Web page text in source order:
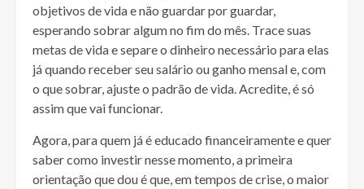
objetivos de vida e não guardar por guardar,
esperando sobrar algum no fim do mês. Trace suas
metas de vida e separe o dinheiro necessário para elas
já quando receber seu salário ou ganho mensal e, com
o que sobrar, ajuste o padrão de vida. Acredite, é só
assim que vai funcionar.
Agora, para quem já é educado financeiramente e quer
saber como investir nesse momento, a primeira
orientação que dou é que, em tempos de crise, o maior